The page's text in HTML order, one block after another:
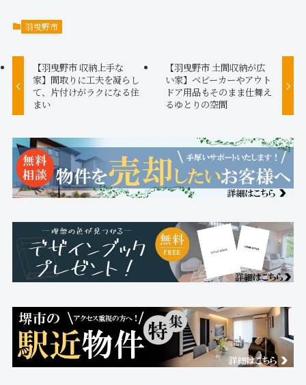
羽曳野市
【羽曳野市 収納上手な
家】間取りに工夫を凝らし
て、片付けがラクになる住
まい
【羽曳野市 土間収納が広
い家】ベビーカーやアウト
ドア用品もそのまま仕舞え
るゆとりの空間